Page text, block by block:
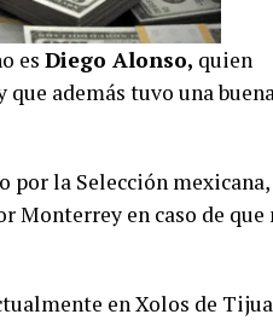
es Diego Alonso, quien
además tuvo una
la Selección mexicana,
Monterrey en caso de que
en Xolos de